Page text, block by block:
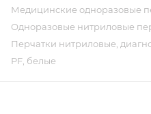
Медицинские одноразовые
Одноразовые нитриловые
Перчатки нитриловые,
PF, белые